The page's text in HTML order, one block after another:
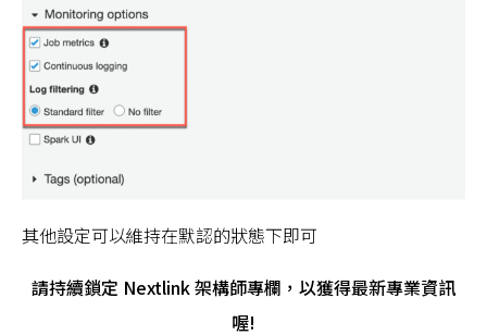
其他設定可以維持在默認的狀態下即可
請持續鎖定 Nextlink 架構師專欄，以獲得最新專業資訊
喔!